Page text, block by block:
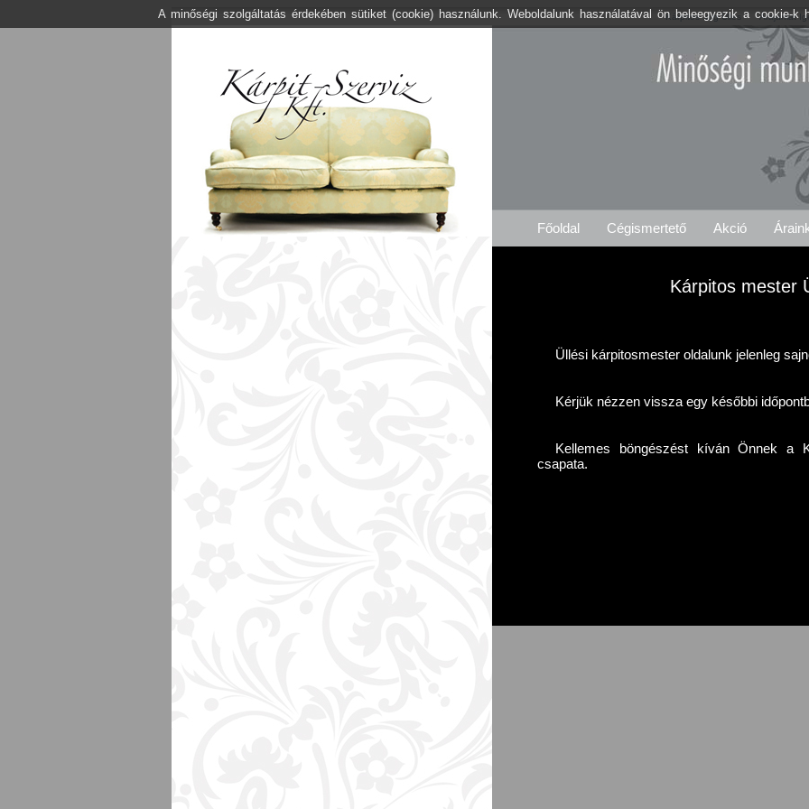
Kárpitos .org Üllés Árajánlat
Főoldal Cégismertető Akció
Kárpitos mester
Üllési kárpitosmester oldalunk jelenleg
Kérjük nézzen vissza egy későbbi
Kellemes böngészést kíván Önnek a
csapata.
A minőségi szolgáltatás érdekében sütiket (cookie) használunk. Weboldalunk használatával ön beleegyezik a cookie-k